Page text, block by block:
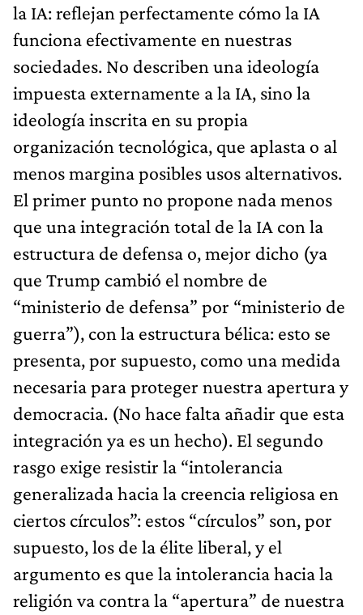
la IA: reflejan perfectamente cómo la IA
funciona efectivamente en nuestras
sociedades. No describen una ideología
impuesta externamente a la IA, sino la
ideología inscrita en su propia
organización tecnológica, que aplasta o al
menos margina posibles usos alternativos.
El primer punto no propone nada menos
que una integración total de la IA con la
estructura de defensa o, mejor dicho (ya
que Trump cambió el nombre de
“ministerio de defensa” por “ministerio de
guerra”), con la estructura bélica: esto se
presenta, por supuesto, como una medida
necesaria para proteger nuestra apertura y
democracia. (No hace falta añadir que esta
integración ya es un hecho). El segundo
rasgo exige resistir la “intolerancia
generalizada hacia la creencia religiosa en
ciertos círculos”: estos “círculos” son, por
supuesto, los de la élite liberal, y el
argumento es que la intolerancia hacia la
religión va contra la “apertura” de nuestra